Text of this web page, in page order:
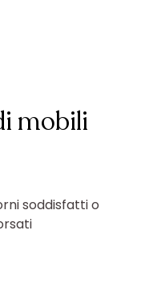
mobili
soddisfatti o